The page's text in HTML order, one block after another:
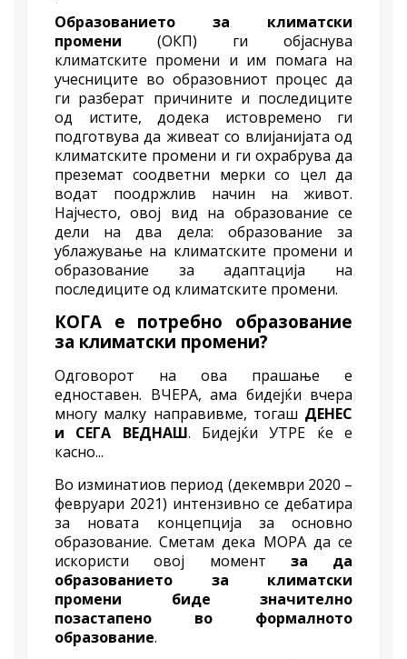
Образованието за климатски
промени (ОКП) ги објаснува
климатските промени и им помага на
учесниците во образовниот процес да
ги разберат причините и последиците
од истите, додека истовремено ги
подготвува да живеат со влијанијата од
климатските промени и ги охрабрува да
преземат соодветни мерки со цел да
водат поодржлив начин на живот.
Најчесто, овој вид на образование се
дели на два дела: образование за
ублажување на климатските промени и
образование за адаптација на
последиците од климатските промени.
КОГА е потребно образование
за климатски промени?
Одговорот на ова прашање е
едноставен. ВЧЕРА, ама бидејќи вчера
многу малку направивме, тогаш ДЕНЕС
и СЕГА ВЕДНАШ. Бидејќи УТРЕ ќе е
касно...
Во изминатиов период (декември 2020 –
февруари 2021) интензивно се дебатира
за новата концепција за основно
образование. Сметам дека МОРА да се
искористи овој момент за да
образованието за климатски
промени биде значително
позастапено во формалното
образование.